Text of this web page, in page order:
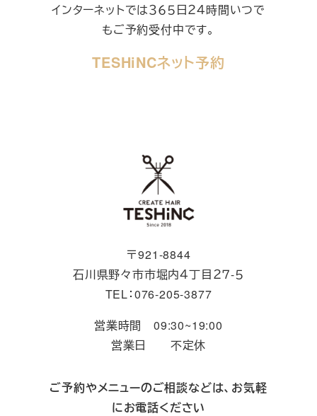
インターネットでは３６５日２４時間いつで
もご予約受付中です。
TESHiNCネット予約
〒921-8844
石川県野々市市堀内４丁目２７-５
TEL：076-205-3877
営業時間 09:30~19:00
営業日 不定休
ご予約やメニューのご相談などは、お気軽
にお電話ください